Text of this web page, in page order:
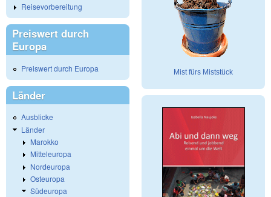
Reisevorbereitung
Preiswert durch
Europa
Preiswert durch Europa
Länder
Ausblicke
Länder
Marokko
Mitteleuropa
Nordeuropa
Osteuropa
Südeuropa
Mist fürs Miststück